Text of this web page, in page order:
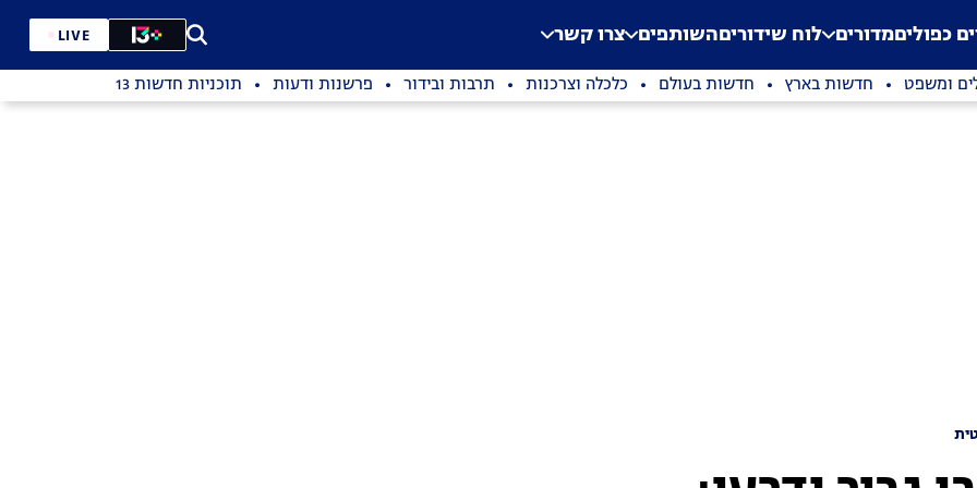
Application error: a
. כפוליםמדורים לוח שידוריםהשותפים צרו קשר LIVE
ומשפט חדשות בארץ חדשות בעולם כלכלה וצרכנות תרבות ובידור פרשנות ודעות תוכניות חדשות 13